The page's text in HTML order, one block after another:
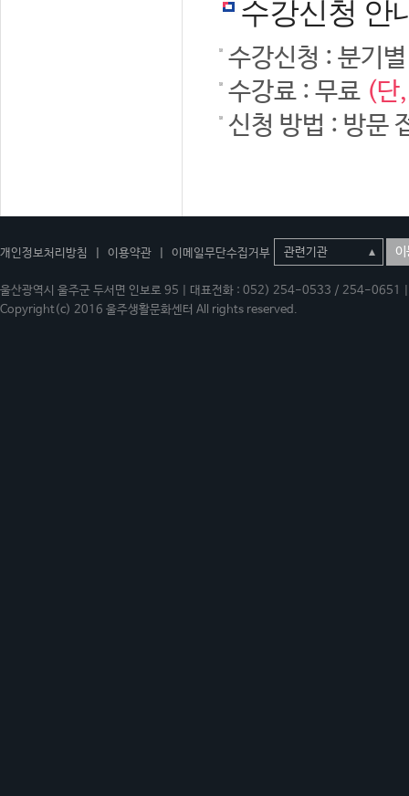
수강신청 안
수강신청 : 분기
수강료 : 무료 (단
신청 방법 : 방문
개인정보처리방침 이용약관 이메일무단수집거부 이
울산광역시 울주군 두서면 인보로 95 | 대표전화 : 052) 254-0533 / 254-
Copyright(c) 2016 울주생활문화센터 All rights reserved.